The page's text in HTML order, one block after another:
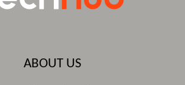
ABOUT US